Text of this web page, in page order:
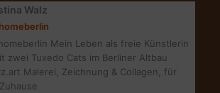
Walz
Mein Leben als freie Künstlerin
mit zwei Tuxedo Cats im Berliner Altbau
Malerei, Zeichnung & Collagen, für